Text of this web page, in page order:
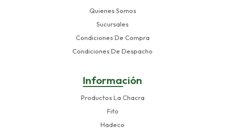
Quienes Somos
Sucursales
Condiciones De Compra
Condiciones De Despacho
Información
Productos La Chacra
Fito
Hadeco